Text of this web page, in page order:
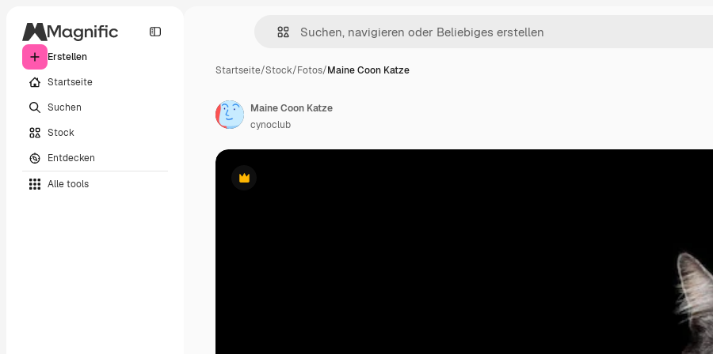
Erstellen
Startseite
Suchen
Stock
Entdecken
Alle tools
Startseite/Stock/Fotos/Maine Coon Katze
Premium
Maine Coon Katze
cynoclub